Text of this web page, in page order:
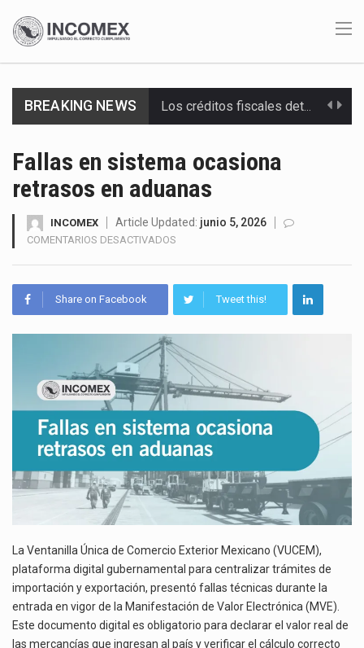
BREAKING NEWS
La industria automotriz mexicana concentra más de la mitad de las quejas bajo el Mecanismo…
El derecho a la previsibilidad de los horarios de trabajo en turnos rotativos podría ser…
La industria manufacturera de exportación afiliada a Index en Nuevo León ha alcanzado hasta 10%…
El Tribunal Federal de Justicia Administrativa (TFJA), a través de su Segunda Sala Regional en…
Fallas en sistema ocasiona
retrasos en aduanas
INCOMEX Article Updated: junio 5, 2026
COMENTARIOS DESACTIVADOS
SISTEMA
OCASIONA
EN
ADUANAS
Share on Facebook Tweet this!
La Ventanilla Única de Comercio Exterior Mexicano (VUCEM),
plataforma digital gubernamental para centralizar trámites de
importación y exportación, presentó fallas técnicas durante la
entrada en vigor de la Manifestación de Valor Electrónica (MVE).
Este documento digital es obligatorio para declarar el valor real de
las mercancías que ingresan al país y verificar el cálculo correcto